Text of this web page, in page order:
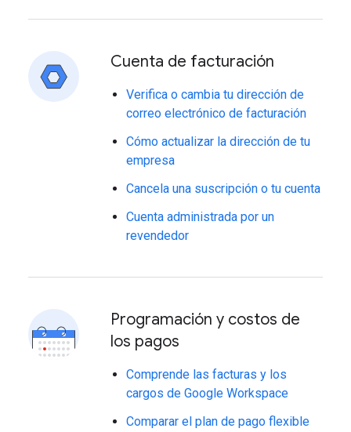
Cuenta de facturación
Verifica o cambia tu dirección de
correo electrónico de facturación
Cómo actualizar la dirección de tu
empresa
Cancela una suscripción o tu cuenta
Cuenta administrada por un
revendedor
Programación y costos de
los pagos
Comprende las facturas y los
cargos de Google Workspace
Comparar el plan de pago flexible